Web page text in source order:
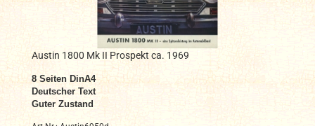
Austin 1800 Mk II Prospekt ca. 1969
8 Seiten DinA4
Deutscher Text
Guter Zustand